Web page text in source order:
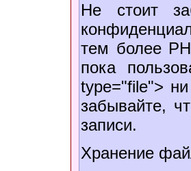
Не стоит
тем более
пока
type="file">
забывайте,
записи.
Хранение